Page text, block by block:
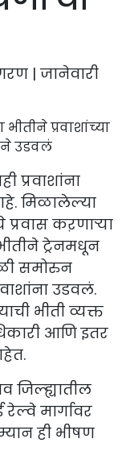
| जानेवारी
प्रवाशांना
मिळालेल्या
कऱणाऱ्या
ट्रेनमधून
समोरुन
उडवलं.
भीती व्यक्त
आणि इतर
जिल्ह्यातील
मार्गावर
ही भीषण